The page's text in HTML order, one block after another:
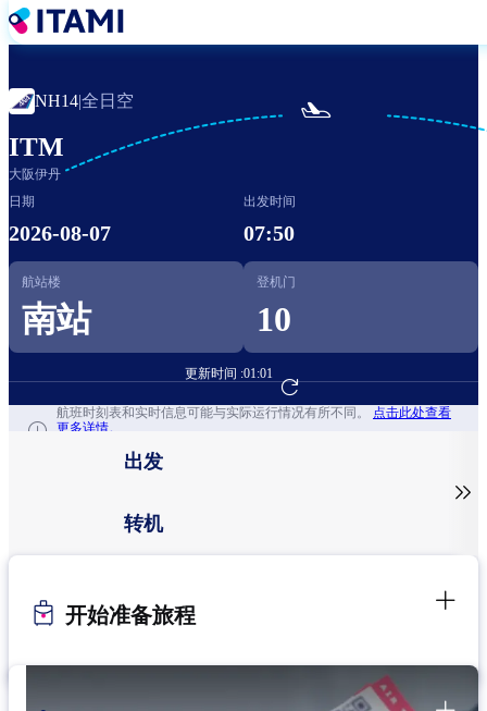
跳
转
主
要
容
NH14|全日空
ITM
大阪伊丹

日期
2026-08-07
出发时间
07:50
航站楼
南站
登机门
10
更新时间 :01:01
前往航班预订
航班时刻表和实时信息可能与实际运行情况有所不同。 点击此处查看
更多详情。
出发
转机

开始准备旅程